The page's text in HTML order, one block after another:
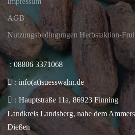
AGB
Nutzungsbedingungen Herbstaktion-
: 08806 3371068
: info(at)suesswahn.de
: Hauptstraße 11a, 86923 Finning
Landkreis Landsberg, nahe dem
Dießen